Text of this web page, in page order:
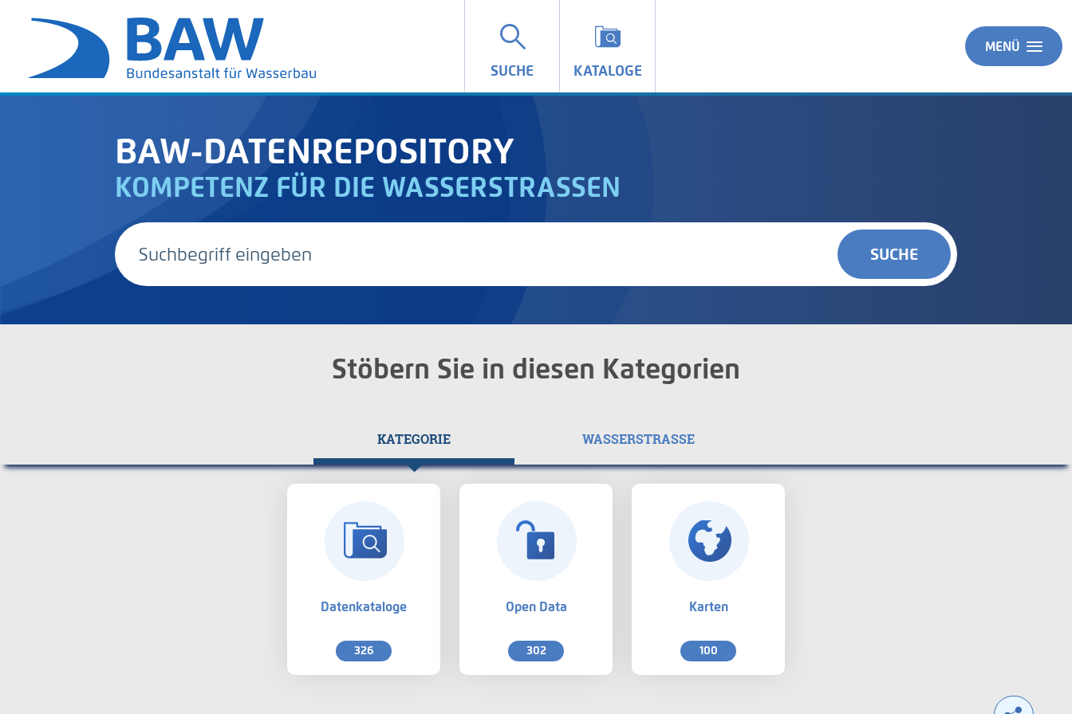
SUCHE KATALOGE
MENÜ
BAW-DATENREPOSITORY
KOMPETENZ FÜR DIE WASSERSTRASSEN
SUCHE
Stöbern Sie in diesen Kategorien
KATEGORIE WASSERSTRASSE
Datenkataloge
326
Open Data
302
Karten
100